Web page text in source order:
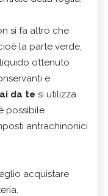
si fa altro che
la parte verde,
ottenuto
e
da te si utilizza
possibile
antrachinonici
acquistare